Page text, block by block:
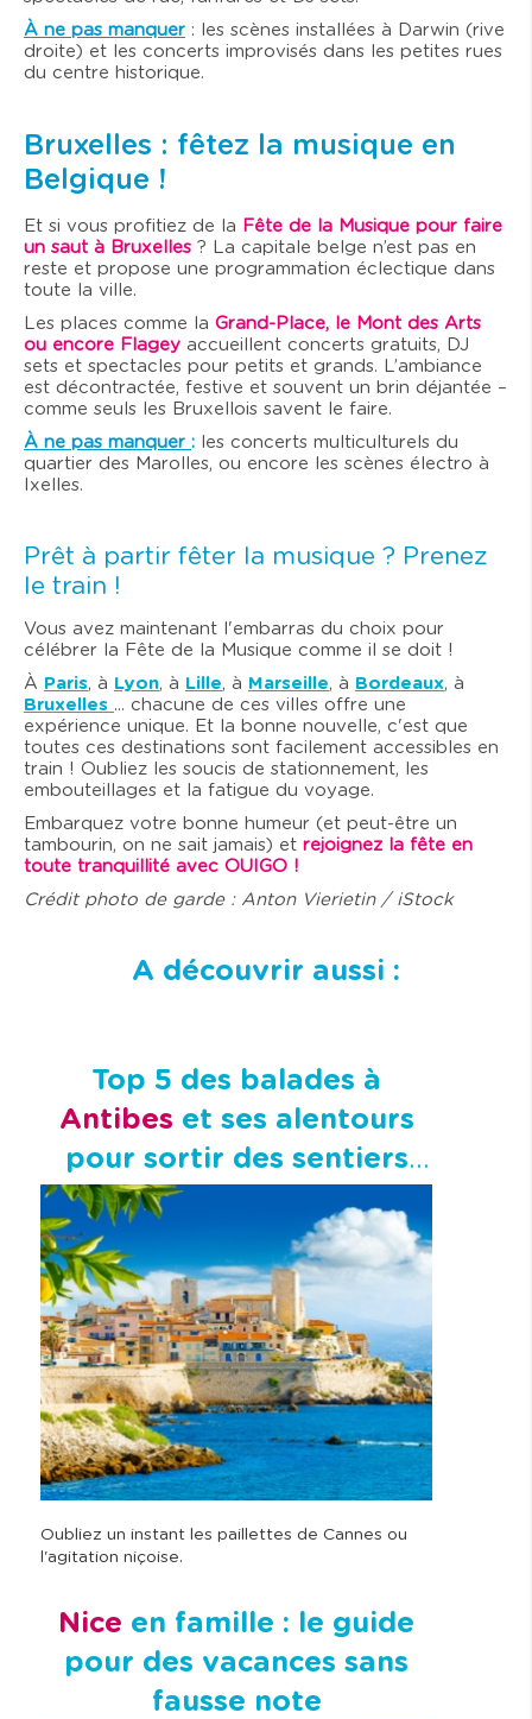
À ne pas manquer : les scènes installées à Darwin (rive
droite) et les concerts improvisés dans les petites rues
du centre historique.
Bruxelles : fêtez la musique en
Belgique !
Et si vous profitiez de la Fête de la Musique pour faire
un saut à Bruxelles ? La capitale belge n’est pas en
reste et propose une programmation éclectique dans
toute la ville.
Les places comme la Grand-Place, le Mont des Arts
ou encore Flagey accueillent concerts gratuits, DJ
sets et spectacles pour petits et grands. L’ambiance
est décontractée, festive et souvent un brin déjantée –
comme seuls les Bruxellois savent le faire.
À ne pas manquer :
les concerts multiculturels du
quartier des Marolles, ou encore les scènes électro à
Ixelles.
Prêt à partir fêter la musique ? Prenez
le train !
Vous avez maintenant l'embarras du choix pour
célébrer la Fête de la Musique comme il se doit !
À Paris, à Lyon, à Lille, à Marseille, à Bordeaux, à
Bruxelles ... chacune de ces villes offre une
expérience unique. Et la bonne nouvelle, c'est que
toutes ces destinations sont facilement accessibles en
train ! Oubliez les soucis de stationnement, les
embouteillages et la fatigue du voyage.
Embarquez votre bonne humeur (et peut-être un
tambourin, on ne sait jamais) et rejoignez la fête en
toute tranquillité avec OUIGO !
Crédit photo de garde : Anton Vierietin / iStock
A découvrir aussi :
Top 5 des balades à
Antibes et ses alentours
pour sortir des sentiers
Oubliez un instant les paillettes de Cannes ou
l'agitation niçoise.
Nice en famille : le guide
pour des vacances sans
fausse note